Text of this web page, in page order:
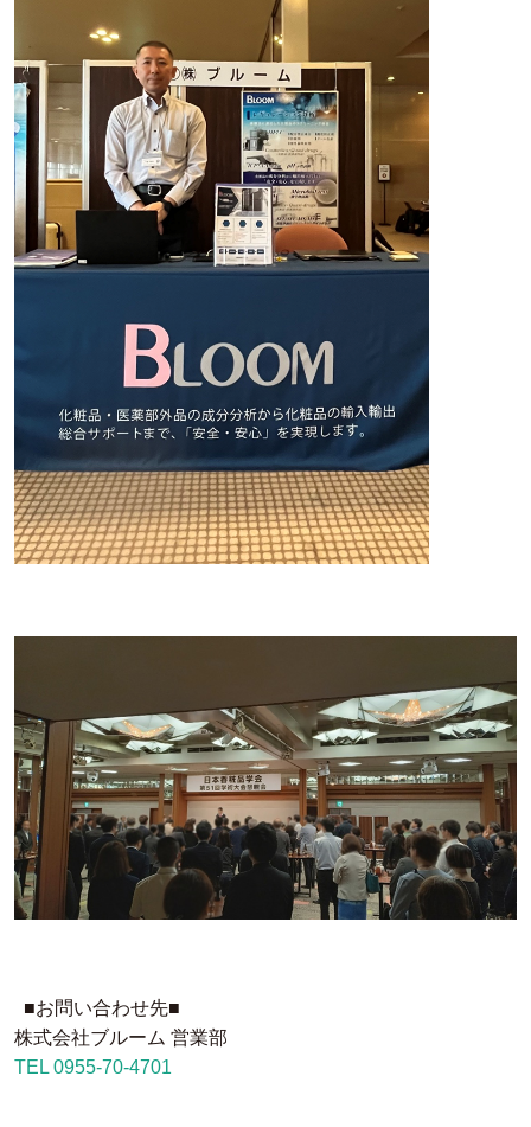
■お問い合わせ先■
株式会社ブルーム 営業部
TEL 0955-70-4701